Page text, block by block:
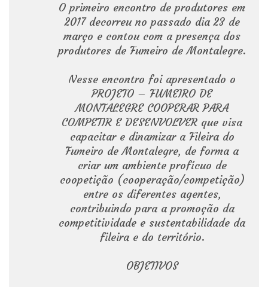
O primeiro encontro de produtores em
2017 decorreu no passado dia 23 de
março e contou com a presença dos
produtores de Fumeiro de Montalegre.
Nesse encontro foi apresentado o
PROJETO – FUMEIRO DE
MONTALEGRE COOPERAR PARA
COMPETIR E DESENVOLVER que visa
capacitar e dinamizar a Fileira do
Fumeiro de Montalegre, de forma a
criar um ambiente profícuo de
coopetição (cooperação/competição)
entre os diferentes agentes,
contribuindo para a promoção da
competitividade e sustentabilidade da
fileira e do território.
OBJETIVOS